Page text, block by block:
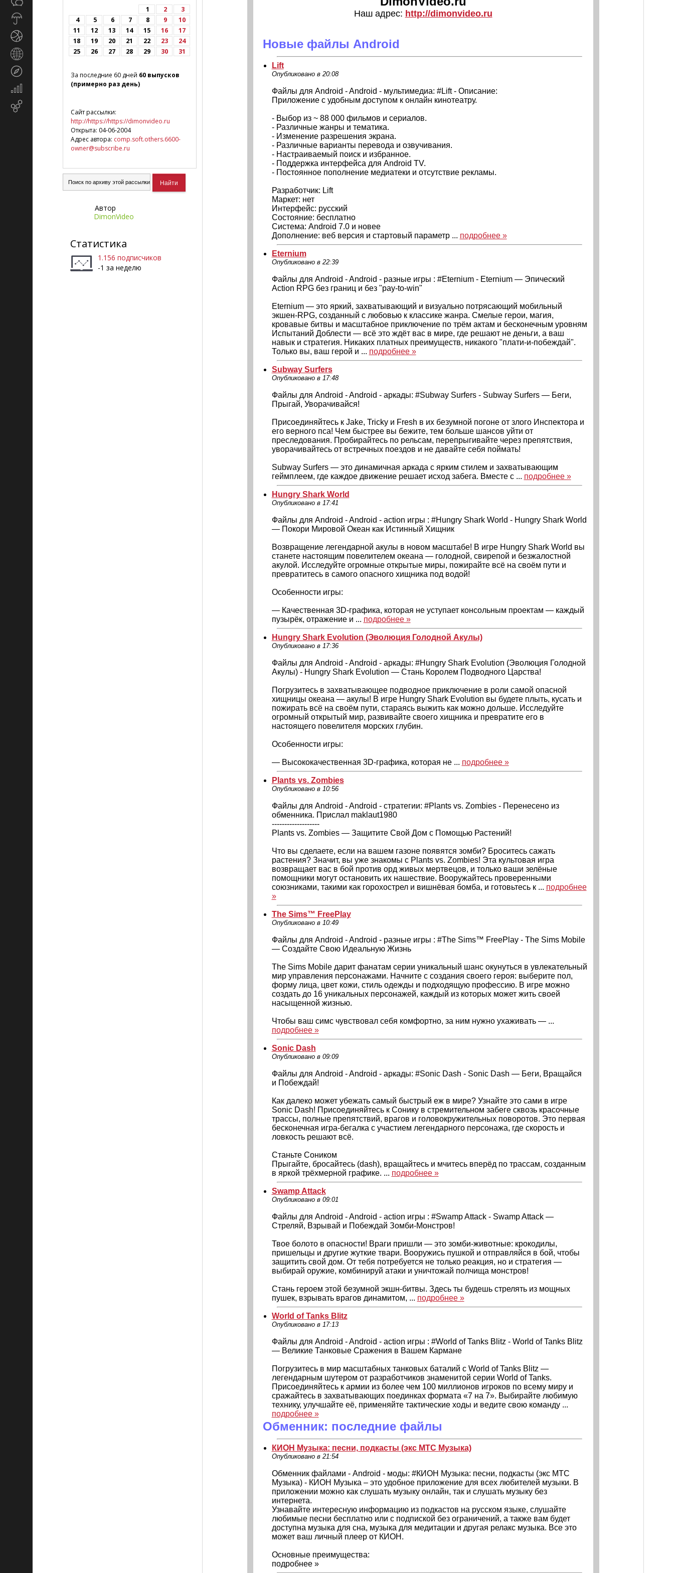
Экономика
маркетинг
1 2
3
4
5 6 7 8 9
10
11
12 13 14 15 16
17
18
19 20 21 22 23
24
25
26 27 28 29 30 31
За последние 60 дней 60 выпусков
(примерно раз день)
Сайт рассылки:
http://https://https://dimonvideo.ru
Открыта: 04-06-2004
Адрес автора: comp.soft.others.6600-
owner@subscribe.ru
Автор
DimonVideo
Статистика
1.156 подписчиков
-1 за неделю
Наш адрес: http://dimonvideo.ru
Новые файлы Android
Lift
Опубликовано в 20:08
Файлы для Android - Android - мультимедиа: #Lift - Описание:
Приложение с удобным доступом к онлайн кинотеатру.
- Выбор из ~ 88 000 фильмов и сериалов.
- Различные жанры и тематика.
- Изменение разрешения экрана.
- Различные варианты перевода и озвучивания.
- Настраиваемый поиск и избранное.
- Поддержка интерфейса для Android TV.
- Постоянное пополнение медиатеки и отсутствие рекламы.
Разработчик: Lift
Маркет: нет
Интерфейс: русский
Состояние: бесплатно
Система: Android 7.0 и новее
Дополнение: веб версия и стартовый параметр ... подробнее »
Eternium
Опубликовано в 22:39
Файлы для Android - Android - разные игры : #Eternium - Eternium — Эпический
Action RPG без границ и без "pay-to-win"
Eternium — это яркий, захватывающий и визуально потрясающий мобильный
экшен-RPG, созданный с любовью к классике жанра. Смелые герои, магия,
кровавые битвы и масштабное приключение по трём актам и бесконечным уровням
Испытаний Доблести — всё это ждёт вас в мире, где решают не деньги, а ваш
навык и стратегия. Никаких платных преимуществ, никакого "плати-и-побеждай".
Только вы, ваш герой и ... подробнее »
Subway Surfers
Опубликовано в 17:48
Файлы для Android - Android - аркады: #Subway Surfers - Subway Surfers — Беги,
Прыгай, Уворачивайся!
Присоединяйтесь к Jake, Tricky и Fresh в их безумной погоне от злого Инспектора и
его верного пса! Чем быстрее вы бежите, тем больше шансов уйти от
преследования. Пробирайтесь по рельсам, перепрыгивайте через препятствия,
уворачивайтесь от встречных поездов и не давайте себя поймать!
Subway Surfers — это динамичная аркада с ярким стилем и захватывающим
геймплеем, где каждое движение решает исход забега. Вместе с ... подробнее »
Hungry Shark World
Опубликовано в 17:41
Файлы для Android - Android - action игры : #Hungry Shark World - Hungry Shark World
— Покори Мировой Океан как Истинный Хищник
Возвращение легендарной акулы в новом масштабе! В игре Hungry Shark World вы
станете настоящим повелителем океана — голодной, свирепой и безжалостной
акулой. Исследуйте огромные открытые миры, пожирайте всё на своём пути и
превратитесь в самого опасного хищника под водой!
Особенности игры:
— Качественная 3D-графика, которая не уступает консольным проектам — каждый
пузырёк, отражение и ... подробнее »
Hungry Shark Evolution (Эволюция Голодной Акулы)
Опубликовано в 17:36
Файлы для Android - Android - аркады: #Hungry Shark Evolution (Эволюция Голодной
Акулы) - Hungry Shark Evolution — Стань Королем Подводного Царства!
Погрузитесь в захватывающее подводное приключение в роли самой опасной
хищницы океана — акулы! В игре Hungry Shark Evolution вы будете плыть, кусать и
пожирать всё на своём пути, стараясь выжить как можно дольше. Исследуйте
огромный открытый мир, развивайте своего хищника и превратите его в
настоящего повелителя морских глубин.
Особенности игры:
— Высококачественная 3D-графика, которая не ... подробнее »
Plants vs. Zombies
Опубликовано в 10:56
Файлы для Android - Android - стратегии: #Plants vs. Zombies - Перенесено из
обменника. Прислал maklaut1980
-------------------
Plants vs. Zombies — Защитите Свой Дом с Помощью Растений!
Что вы сделаете, если на вашем газоне появятся зомби? Броситесь сажать
растения? Значит, вы уже знакомы с Plants vs. Zombies! Эта культовая игра
возвращает вас в бой против орд живых мертвецов, и только ваши зелёные
помощники могут остановить их нашествие. Вооружайтесь проверенными
союзниками, такими как горохострел и вишнёвая бомба, и готовьтесь к ... подробнее
»
The Sims™ FreePlay
Опубликовано в 10:49
Файлы для Android - Android - разные игры : #The Sims™ FreePlay - The Sims Mobile
— Создайте Свою Идеальную Жизнь
The Sims Mobile дарит фанатам серии уникальный шанс окунуться в увлекательный
мир управления персонажами. Начните с создания своего героя: выберите пол,
форму лица, цвет кожи, стиль одежды и подходящую профессию. В игре можно
создать до 16 уникальных персонажей, каждый из которых может жить своей
насыщенной жизнью.
Чтобы ваш симс чувствовал себя комфортно, за ним нужно ухаживать — ...
подробнее »
Sonic Dash
Опубликовано в 09:09
Файлы для Android - Android - аркады: #Sonic Dash - Sonic Dash — Беги, Вращайся
и Побеждай!
Как далеко может убежать самый быстрый еж в мире? Узнайте это сами в игре
Sonic Dash! Присоединяйтесь к Сонику в стремительном забеге сквозь красочные
трассы, полные препятствий, врагов и головокружительных поворотов. Это первая
бесконечная игра-бегалка с участием легендарного персонажа, где скорость и
ловкость решают всё.
Станьте Соником
Прыгайте, бросайтесь (dash), вращайтесь и мчитесь вперёд по трассам, созданным
в яркой трёхмерной графике. ... подробнее »
Swamp Attack
Опубликовано в 09:01
Файлы для Android - Android - action игры : #Swamp Attack - Swamp Attack —
Стреляй, Взрывай и Побеждай Зомби-Монстров!
Твое болото в опасности! Враги пришли — это зомби-животные: крокодилы,
пришельцы и другие жуткие твари. Вооружись пушкой и отправляйся в бой, чтобы
защитить свой дом. От тебя потребуется не только реакция, но и стратегия —
выбирай оружие, комбинируй атаки и уничтожай полчища монстров!
Стань героем этой безумной экшн-битвы. Здесь ты будешь стрелять из мощных
пушек, взрывать врагов динамитом, ... подробнее »
World of Tanks Blitz
Опубликовано в 17:13
Файлы для Android - Android - action игры : #World of Tanks Blitz - World of Tanks Blitz
— Великие Танковые Сражения в Вашем Кармане
Погрузитесь в мир масштабных танковых баталий с World of Tanks Blitz —
легендарным шутером от разработчиков знаменитой серии World of Tanks.
Присоединяйтесь к армии из более чем 100 миллионов игроков по всему миру и
сражайтесь в захватывающих поединках формата «7 на 7». Выбирайте любимую
технику, улучшайте её, применяйте тактические ходы и ведите свою команду ...
подробнее »
Обменник: последние файлы
КИОН Музыка: песни, подкасты (экс МТС Музыка)
Опубликовано в 21:54
Обменник файлами - Android - моды: #КИОН Музыка: песни, подкасты (экс МТС
Музыка) - КИОН Музыка – это удобное приложение для всех любителей музыки. В
приложении можно как слушать музыку онлайн, так и слушать музыку без
интернета.
Узнавайте интересную информацию из подкастов на русском языке, слушайте
любимые песни бесплатно или с подпиской без ограничений, а также вам будет
доступна музыка для сна, музыка для медитации и другая релакс музыка. Все это
может ваш личный плеер от КИОН.
Основные преимущества:
подробнее »